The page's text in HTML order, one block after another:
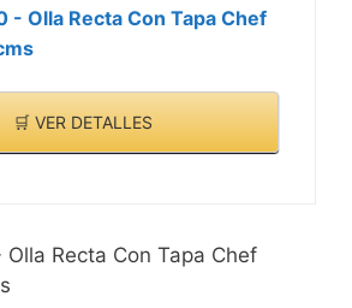
- Olla Recta Con Tapa Chef
🛒 VER DETALLES
Recta Con Tapa Chef